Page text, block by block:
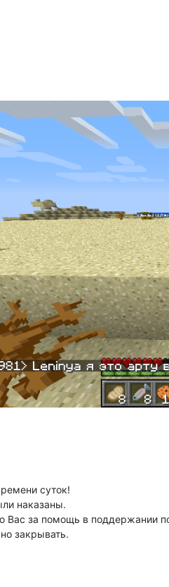
суток!
наказаны.
Вас за помощь в поддержании
закрывать.